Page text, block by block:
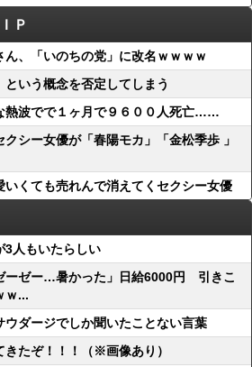
Ｐ
ん、「いのちの党」に改名ｗｗｗｗ
という概念を否定してしまう
熱波でで１ヶ月で９６００人死亡……
クシー女優が「春陽モカ」「金松季歩 」
いくても売れんで消えてくセクシー女優
3人もいたらしい
ーゼー…暑かった」日給6000円 引きこ
ｗ...
ウダージでしか聞いたことない言葉
たぞ！！！（※画像あり）